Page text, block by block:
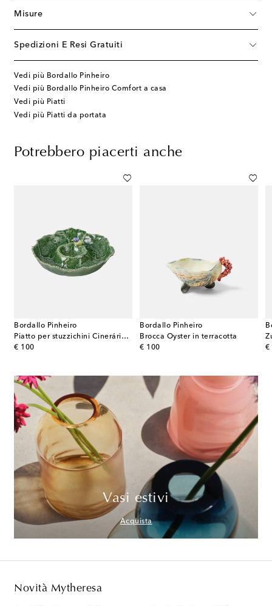
Misure
Spedizioni E Resi Gratuiti
Vedi più Bordallo Pinheiro
Vedi più Bordallo Pinheiro Comfort a casa
Vedi più Piatti
Vedi più Piatti da portata
Potrebbero piacerti anche
Bordallo Pinheiro
Piatto per stuzzichini Cinerária in ceramica
€ 100
original price
Bordallo Pinheiro
Brocca Oyster in terracotta
€ 100
original price
€
Vasi estivi
Acquista
Novità Mytheresa